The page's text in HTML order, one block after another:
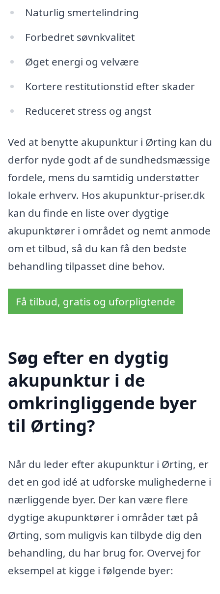
Naturlig smertelindring
Forbedret søvnkvalitet
Øget energi og velvære
Kortere restitutionstid efter skader
Reduceret stress og angst
Ved at benytte akupunktur i Ørting kan du
derfor nyde godt af de sundhedsmæssige
fordele, mens du samtidig understøtter
lokale erhverv. Hos akupunktur-priser.dk
kan du finde en liste over dygtige
akupunktører i området og nemt anmode
om et tilbud, så du kan få den bedste
behandling tilpasset dine behov.
Få tilbud, gratis og uforpligtende
Søg efter en dygtig
akupunktur i de
omkringliggende byer
til Ørting?
Når du leder efter akupunktur i Ørting, er
det en god idé at udforske mulighederne i
nærliggende byer. Der kan være flere
dygtige akupunktører i områder tæt på
Ørting, som muligvis kan tilbyde dig den
behandling, du har brug for. Overvej for
eksempel at kigge i følgende byer: